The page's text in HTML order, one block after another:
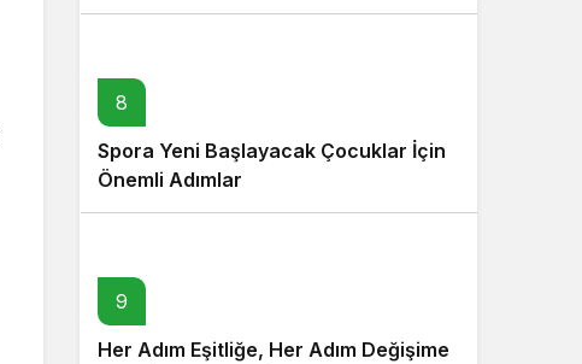
8
Spora Yeni Başlayacak Çocuklar İçin
Önemli Adımlar
9
Her Adım Eşitliğe, Her Adım Değişime